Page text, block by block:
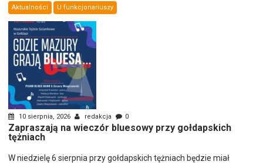
Aktualności U funkcjonariuszy
10 sierpnia, 2026 redakcja 0
Zapraszają na wieczór bluesowy przy gołdapskich
tężniach
W niedzielę 6 sierpnia przy gołdapskich tężniach będzie miał